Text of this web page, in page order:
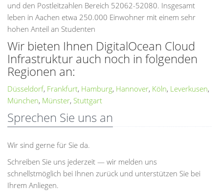
und den Postleitzahlen Bereich 52062-52080. Insgesamt
leben in Aachen etwa 250.000 Einwohner mit einem sehr
hohen Anteil an Studenten
Wir bieten Ihnen DigitalOcean Cloud
Infrastruktur auch noch in folgenden
Regionen an:
Düsseldorf, Frankfurt, Hamburg, Hannover, Köln, Leverkusen,
München, Münster, Stuttgart
Sprechen Sie uns an
Wir sind gerne für Sie da.
Schreiben Sie uns jederzeit — wir melden uns
schnellstmöglich bei Ihnen zurück und unterstützen Sie bei
Ihrem Anliegen.